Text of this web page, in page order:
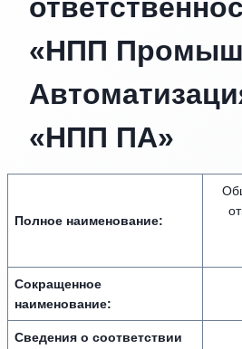
«НПП
«НПП ПА»
Полное наименование:
Сокращенное
наименование:
Сведения о соответствии